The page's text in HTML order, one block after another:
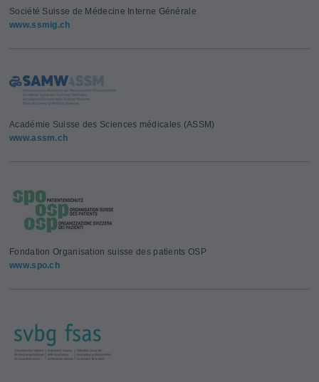
Société Suisse de Médecine Interne Générale
www.ssmig.ch
Académie Suisse des Sciences médicales (ASSM)
www.assm.ch
Fondation Organisation suisse des patients OSP
www.spo.ch